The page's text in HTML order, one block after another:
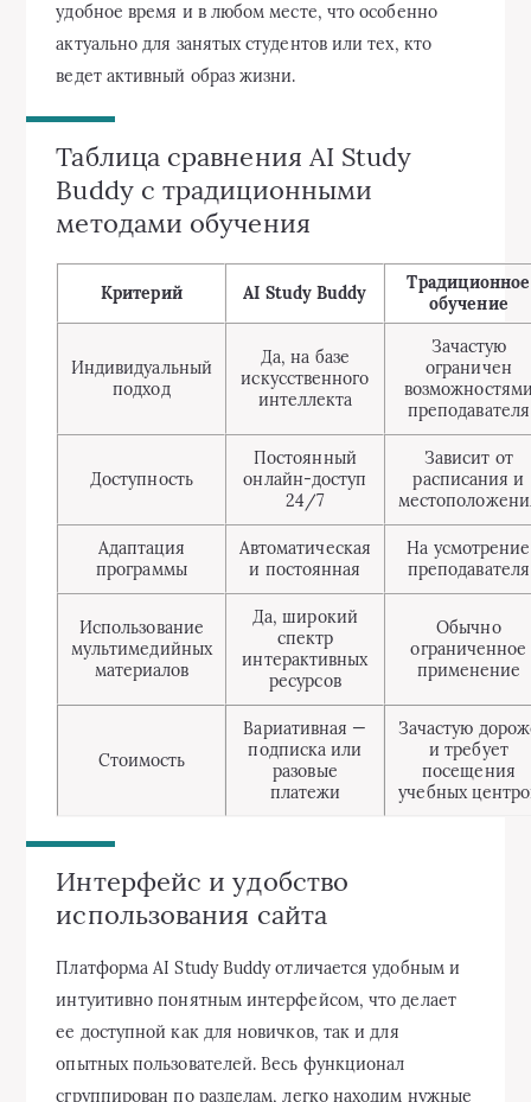
удобное время и в любом месте, что особенно
актуально для занятых студентов или тех, кто
ведет активный образ жизни.
Таблица сравнения AI Study
Buddy с традиционными
методами обучения
Критерий AI Study Buddy
Традиционное
обучение
Индивидуальный
подход
Да, на базе
искусственного
интеллекта
Зачастую
ограничен
преподавателя
Доступность
Постоянный
онлайн-доступ
24/7
Зависит от
расписания и
Адаптация
программы
Автоматическая
и постоянная
На усмотрение
преподавателя
Использование
мультимедийных
материалов
Да, широкий
спектр
интерактивных
ресурсов
Обычно
ограниченное
применение
Стоимость
Вариативная —
подписка или
разовые
платежи
Зачастую
и требует
посещения
учебных
Интерфейс и удобство
использования сайта
Платформа AI Study Buddy отличается удобным и
интуитивно понятным интерфейсом, что делает
ее доступной как для новичков, так и для
опытных пользователей. Весь функционал
сгруппирован по разделам, легко находим нужные